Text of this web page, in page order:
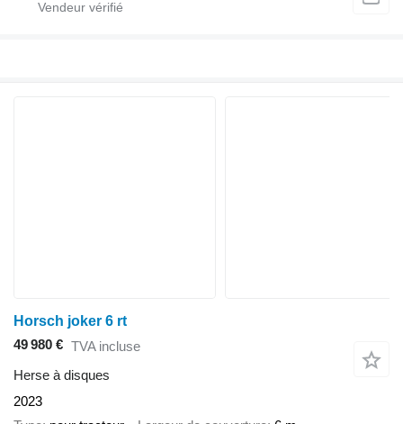
Horsch joker 6 rt
49 980 € TVA incluse
Herse à disques
2023